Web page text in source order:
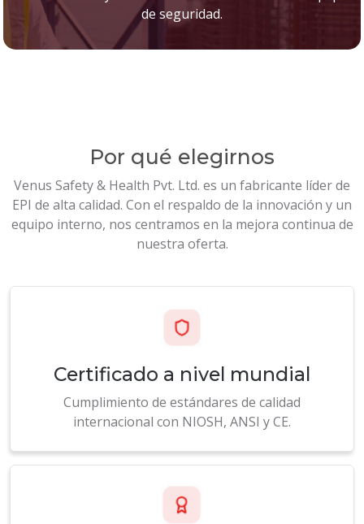
de seguridad.
EPI de alta calidad. Con el respaldo de la innovación y un
equipo interno, nos centramos en la mejora continua de
nuestra oferta.
Certificado a nivel mundial
internacional con NIOSH, ANSI y CE.
Reconocimiento de la industria